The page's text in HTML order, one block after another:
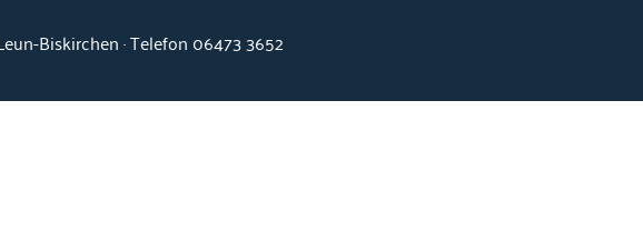
Biskirchen · Telefon 06473 3652